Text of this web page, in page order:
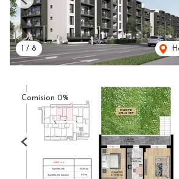
1 / 8
Previous
Comision 0%
Previous